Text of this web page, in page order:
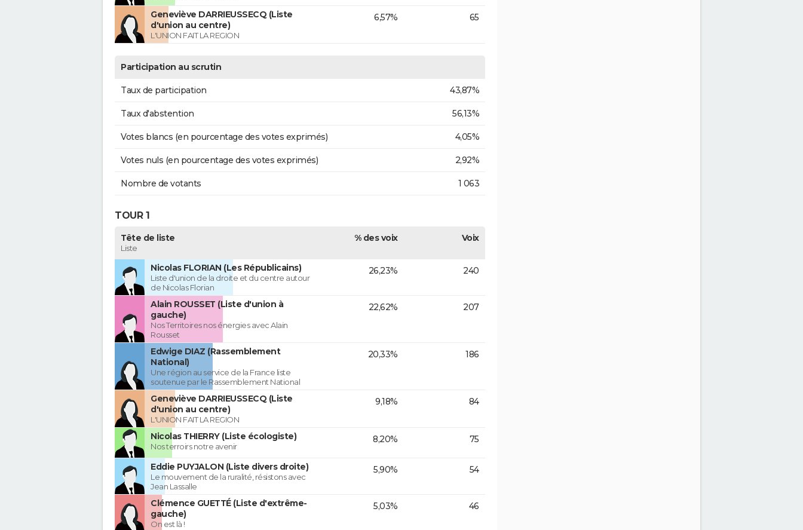
Geneviève DARRIEUSSECQ (Liste
d'union au centre)
L'UNION FAIT LA REGION
6,57% 65
Participation au scrutin
Taux de participation 43,87%
Taux d'abstention 56,13%
Votes blancs (en pourcentage des votes exprimés) 4,05%
Votes nuls (en pourcentage des votes exprimés) 2,92%
Nombre de votants 1 063
TOUR 1
Tête de liste
Liste
% des voix Voix
Nicolas FLORIAN (Les Républicains)
Liste d'union de la droite et du centre autour
de Nicolas Florian
26,23% 240
Alain ROUSSET (Liste d'union à
gauche)
Nos Territoires nos énergies avec Alain
Rousset
22,62% 207
Edwige DIAZ (Rassemblement
National)
Une région au service de la France liste
soutenue par le Rassemblement National
20,33% 186
Geneviève DARRIEUSSECQ (Liste
d'union au centre)
L'UNION FAIT LA REGION
9,18% 84
Nicolas THIERRY (Liste écologiste)
Nos terroirs notre avenir
8,20% 75
Eddie PUYJALON (Liste divers droite)
Le mouvement de la ruralité, résistons avec
Jean Lassalle
5,90% 54
Clémence GUETTÉ (Liste d'extrême-
gauche)
On est là !
5,03% 46